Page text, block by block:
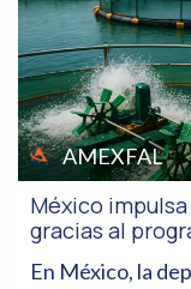
AMEXFAL
México
gracias al
En México, la